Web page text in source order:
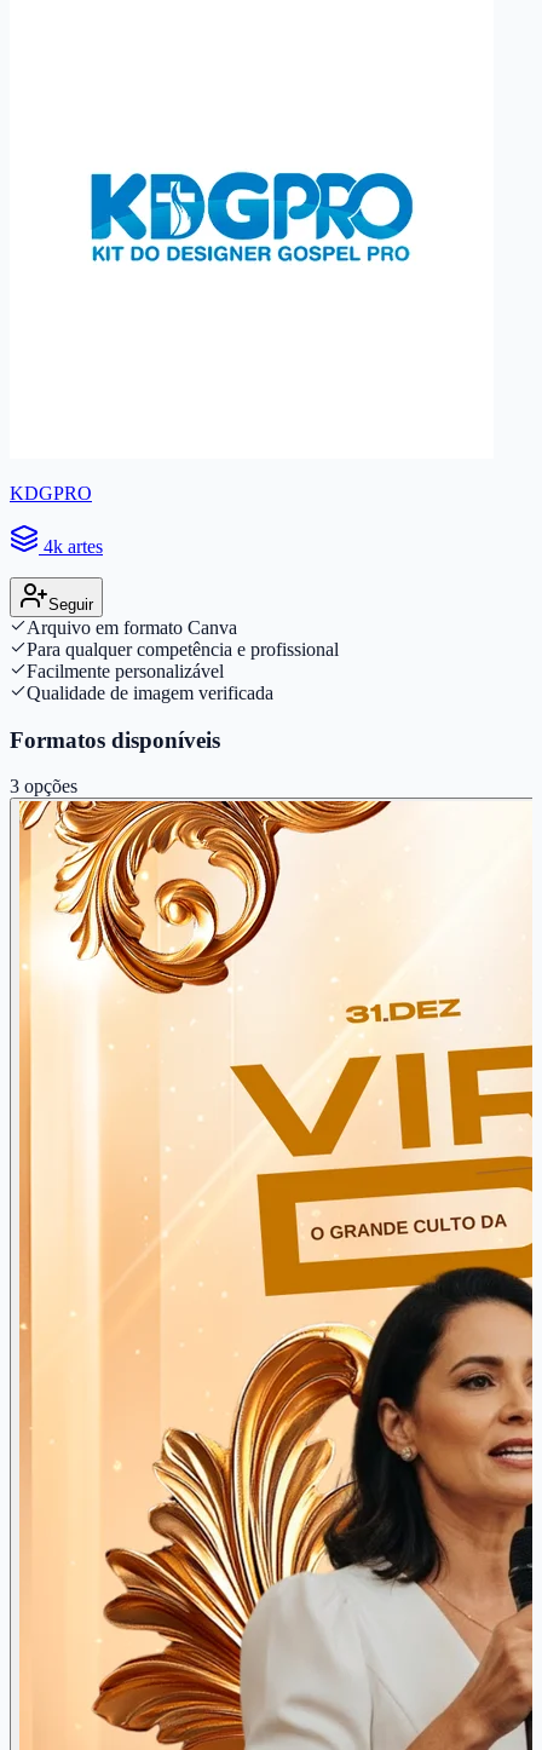
KDGPRO
4k artes
Seguir
Arquivo em formato Canva
Para qualquer competência e profissional
Facilmente personalizável
Qualidade de imagem verificada
Formatos disponíveis
3 opções